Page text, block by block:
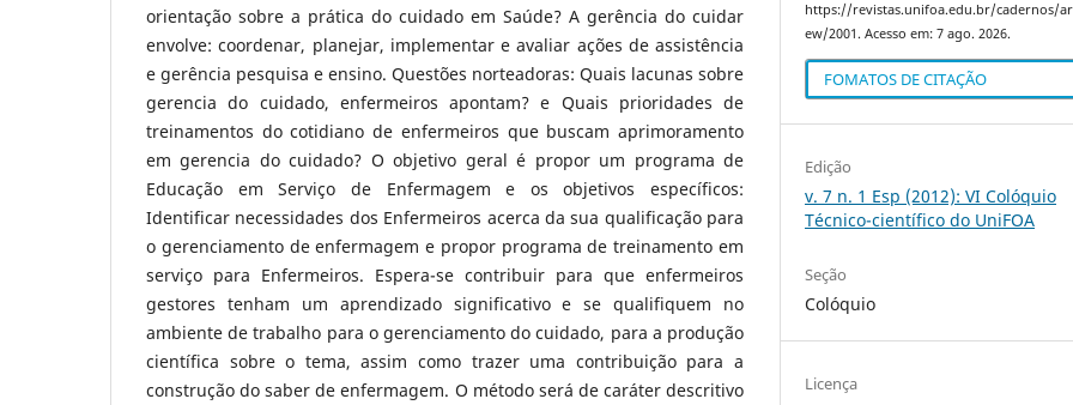
orientação sobre a prática do cuidado em Saúde? A gerência do cuidar
envolve: coordenar, planejar, implementar e avaliar ações de assistência
e gerência pesquisa e ensino. Questões norteadoras: Quais lacunas sobre
gerencia do cuidado, enfermeiros apontam? e Quais prioridades de
treinamentos do cotidiano de enfermeiros que buscam aprimoramento
em gerencia do cuidado? O objetivo geral é propor um programa de
Educação em Serviço de Enfermagem e os objetivos específicos:
Identificar necessidades dos Enfermeiros acerca da sua qualificação para
o gerenciamento de enfermagem e propor programa de treinamento em
serviço para Enfermeiros. Espera-se contribuir para que enfermeiros
gestores tenham um aprendizado significativo e se qualifiquem no
ambiente de trabalho para o gerenciamento do cuidado, para a produção
científica sobre o tema, assim como trazer uma contribuição para a
construção do saber de enfermagem. O método será de caráter descritivo
https://revistas.unifoa.edu.br/cadernos/
ew/2001. Acesso em: 7 ago. 2026.
FOMATOS DE CITAÇÃO
Edição
v. 7 n. 1 Esp (2012): VI Colóquio
Técnico-científico do UniFOA
Seção
Colóquio
Licença